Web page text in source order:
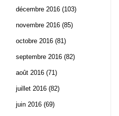
décembre 2016 (103)
novembre 2016 (85)
octobre 2016 (81)
septembre 2016 (82)
août 2016 (71)
juillet 2016 (82)
juin 2016 (69)